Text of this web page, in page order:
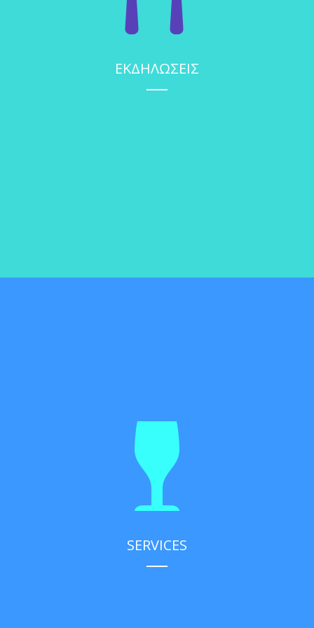
ΕΚΔΗΛΩΣΕΙΣ
SERVICES